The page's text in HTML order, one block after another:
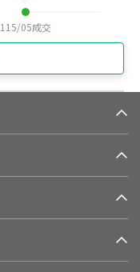
115/05成交